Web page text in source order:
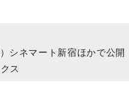
シネマート新宿ほかで公開
ス